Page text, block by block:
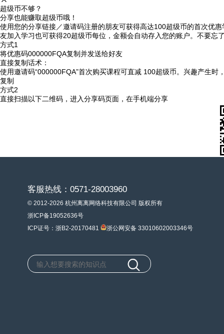
超级币不够？
分享也能赚取超级币哦！
使用您的分享链接／邀请码注册的朋友可获得高达100超级币的首次优
友加入学习也可获得20超级币每位，金额会自动存入您的账户。不要忘
方式1
将优惠码000000FQA复制并发送给好友
直接复制话术：
使用邀请码“000000FQA”首次购买课程可直减 100超级币。兴趣产生时
复制
方式2
直接扫描以下二维码，进入分享码页面，在手机端分享
客服热线：0571-28003960
© 2012-2026 杭州离离网络科技有限公司 版权所有
浙ICP备19052636号
ICP证号：浙B2-20170481
浙公网安备 33010602003346号